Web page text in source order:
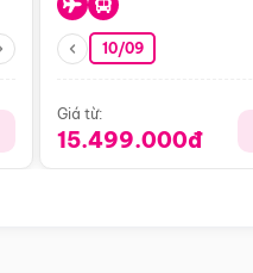
10/09
Giá từ:
15.499.000đ